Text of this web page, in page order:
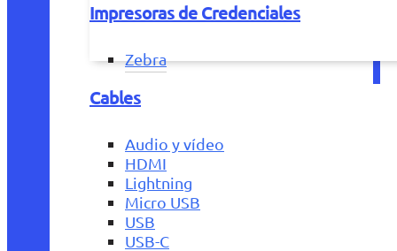
Impresoras de Credenciales
Zebra
Cables
Audio y vídeo
HDMI
Lightning
Micro USB
USB
USB-C